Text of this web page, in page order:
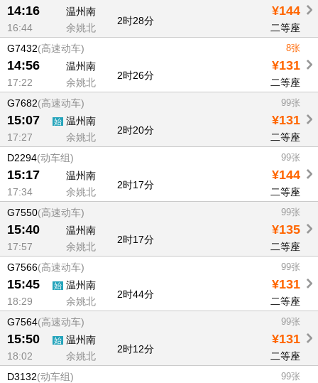
14:16 温州南 ¥144
2时28分
16:44 余姚北
二等座
G7432(高速动车) 8张
14:56 温州南 ¥131
2时26分
17:22 余姚北
二等座
G7682(高速动车) 99张
15:07 始 温州南 ¥131
2时20分
17:27 余姚北
二等座
D2294(动车组) 99张
15:17 温州南 ¥144
2时17分
17:34 余姚北
二等座
G7550(高速动车) 99张
15:40 温州南 ¥135
2时17分
17:57 余姚北
二等座
G7566(高速动车) 99张
15:45 始 温州南 ¥131
2时44分
18:29 余姚北
二等座
G7564(高速动车) 99张
15:50 始 温州南 ¥131
2时12分
18:02 余姚北
二等座
D3132(动车组) 99张